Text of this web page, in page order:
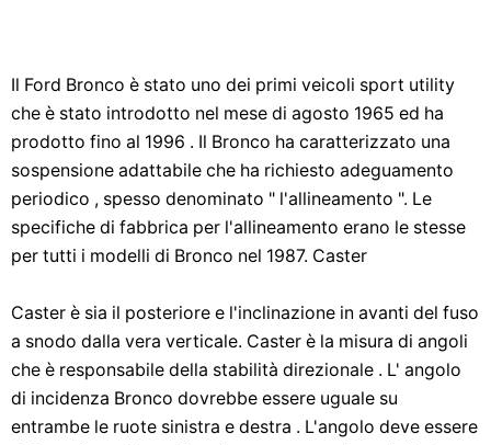
Il Ford Bronco è stato uno dei primi veicoli sport utility
che è stato introdotto nel mese di agosto 1965 ed ha
prodotto fino al 1996 . Il Bronco ha caratterizzato una
sospensione adattabile che ha richiesto adeguamento
periodico , spesso denominato " l'allineamento ". Le
specifiche di fabbrica per l'allineamento erano le stesse
per tutti i modelli di Bronco nel 1987. Caster
Caster è sia il posteriore e l'inclinazione in avanti del fuso
a snodo dalla vera verticale. Caster è la misura di angoli
che è responsabile della stabilità direzionale . L' angolo
di incidenza Bronco dovrebbe essere uguale su
entrambe le ruote sinistra e destra . L'angolo deve essere